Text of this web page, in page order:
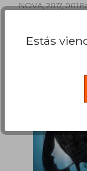
40%
NOVA, 2017, 001
Estás